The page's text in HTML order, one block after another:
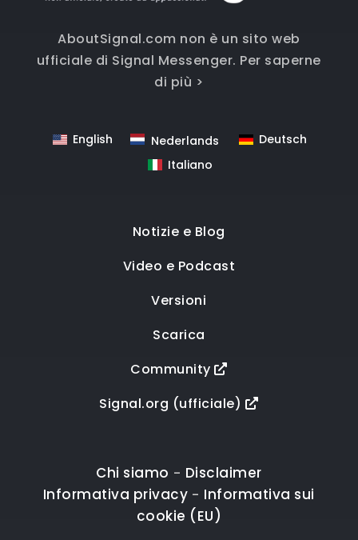
AboutSignal.com non è un sito web
ufficiale di Signal Messenger. Per saperne
di più >
English Nederlands
Deutsch
Italiano
Notizie e Blog
Video e Podcast
Versioni
Scarica
Community
Signal.org (ufficiale)
Chi siamo - Disclaimer
Informativa privacy - Informativa sui
cookie (EU)